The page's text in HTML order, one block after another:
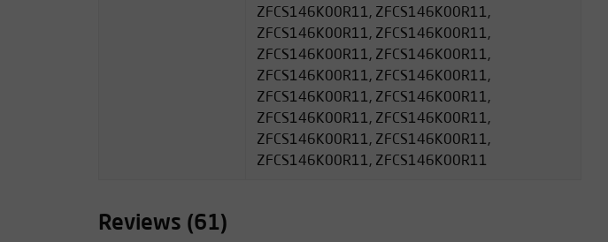
ZFCS146K00R11, ZFCS146K00R11,
ZFCS146K00R11, ZFCS146K00R11,
ZFCS146K00R11, ZFCS146K00R11,
ZFCS146K00R11, ZFCS146K00R11,
ZFCS146K00R11, ZFCS146K00R11,
ZFCS146K00R11, ZFCS146K00R11,
ZFCS146K00R11, ZFCS146K00R11,
ZFCS146K00R11, ZFCS146K00R11
Reviews (61)